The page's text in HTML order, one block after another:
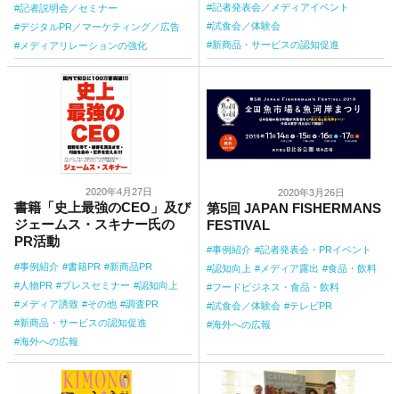
記者説明会／セミナー
デジタルPR／マーケティング／広告
メディアリレーションの強化
記者発表会／メディアイベント
試食会／体験会
新商品・サービスの認知促進
2020年4月27日
書籍「史上最強のCEO」及び
ジェームス・スキナー氏の
PR活動
事例紹介 書籍PR
新商品PR
人物PR
プレスセミナー
認知向上
メディア誘致
その他
調査PR
新商品・サービスの認知促進
海外への広報
2020年3月26日
第5回 JAPAN FISHERMANS
FESTIVAL
事例紹介
記者発表会・PRイベント
認知向上
メディア露出
食品・飲料
フードビジネス・食品・飲料
試食会／体験会
テレビPR
海外への広報